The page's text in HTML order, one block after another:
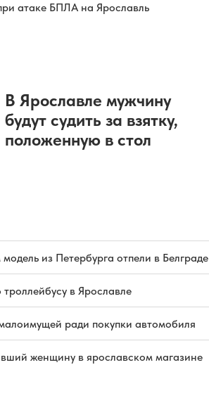
06.08.2026 02:46 |ПРОИСШЕСТВИЯ
Водитель иномарки
завершится в октябре
05.08.2026 19:30 ДОРОГИ
Открытие бассейна «Лазурный» в
Ярославле состоится в 2027 году
05.08.2026 19:26|
атаке БПЛА на Ярославль
В Ярославле мужчину
будут судить за взятку,
положенную в стол
из Петербурга отпели в Белграде
троллейбусу в Ярославле
ради покупки автомобиля
женщину в ярославском магазине